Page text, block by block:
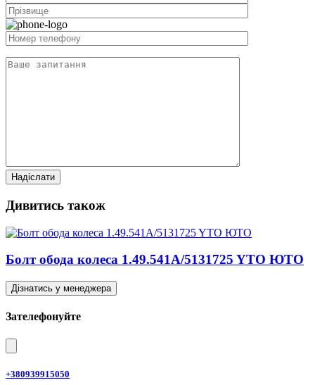
Дивитись також
Болт обода колеса 1.49.541A/5131725 YTO ЮТО
Дізнатись у менеджера
Зателефонуйте
+380939915050